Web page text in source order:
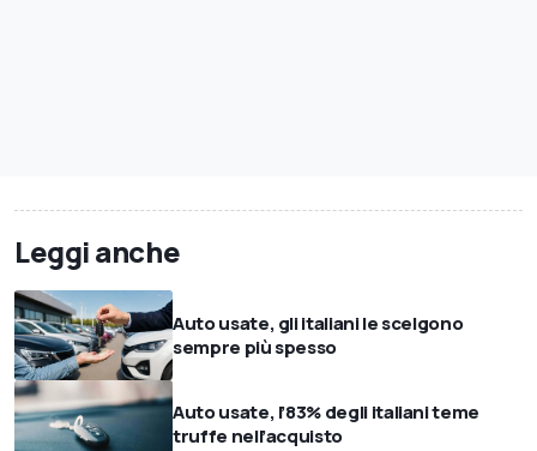
Leggi anche
Auto usate, gli italiani le scelgono
sempre più spesso
Auto usate, l’83% degli italiani teme
truffe nell’acquisto